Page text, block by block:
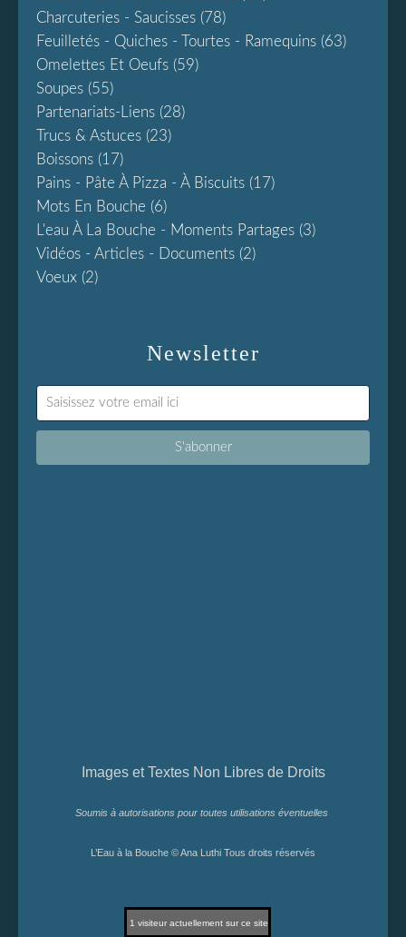
Newsletter
Charcuteries - Saucisses (78)
Feuilletés - Quiches - Tourtes - Ramequins (63)
Omelettes Et Oeufs (59)
Soupes (55)
Partenariats-Liens (28)
Trucs & Astuces (23)
Boissons (17)
Pains - Pâte À Pizza - À Biscuits (17)
Mots En Bouche (6)
L'eau À La Bouche - Moments Partages (3)
Vidéos - Articles - Documents (2)
Voeux (2)
Images et Textes Non Libres de Droits
Soumis à autorisations pour toutes utilisations éventuelles
L’Eau à la Bouche © Ana Luthi Tous droits réservés
1 visiteur actuellement sur ce site